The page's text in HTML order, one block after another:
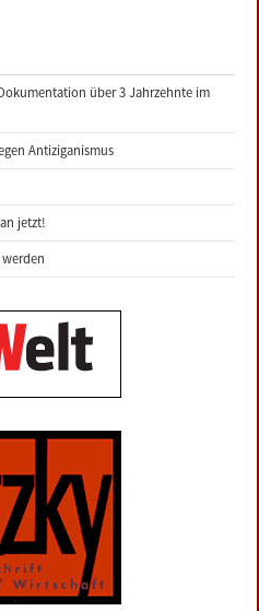
über 3 Jahrzehnte im
Antiziganismus
jetzt!